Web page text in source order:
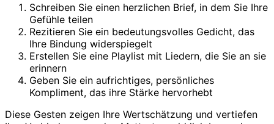
Schreiben Sie einen herzlichen Brief, in dem Sie Ihre
Gefühle teilen
Rezitieren Sie ein bedeutungsvolles Gedicht, das
Ihre Bindung widerspiegelt
Erstellen Sie eine Playlist mit Liedern, die Sie an sie
erinnern
Geben Sie ein aufrichtiges, persönliches
Kompliment, das ihre Stärke hervorhebt
Diese Gesten zeigen Ihre Wertschätzung und vertiefen